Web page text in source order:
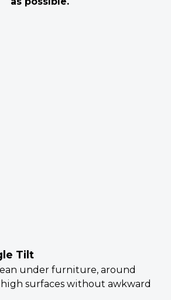
Tilt
under furniture, around
surfaces without awkward